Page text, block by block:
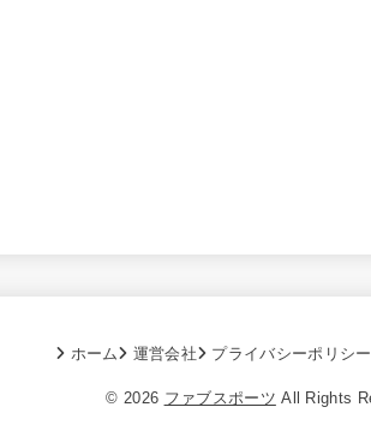
ホーム 運営会社 プライバシーポリシー
© 2026 ファブスポーツ All Rights